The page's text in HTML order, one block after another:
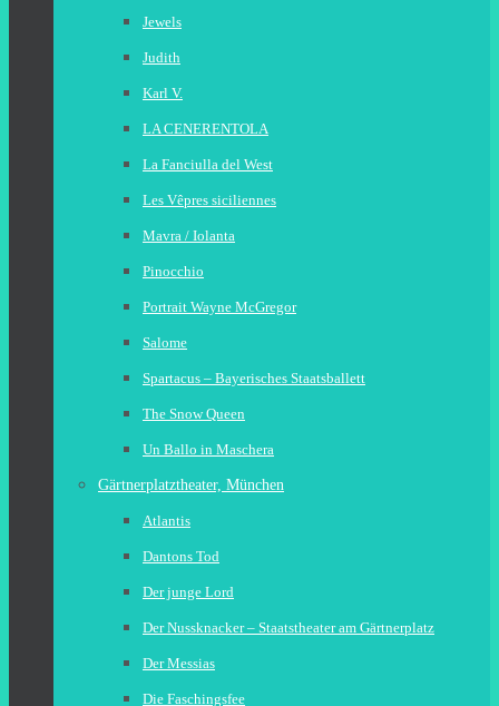
Jewels
Judith
Karl V.
LA CENERENTOLA
La Fanciulla del West
Les Vêpres siciliennes
Mavra / Iolanta
Pinocchio
Portrait Wayne McGregor
Salome
Spartacus – Bayerisches Staatsballett
The Snow Queen
Un Ballo in Maschera
Gärtnerplatztheater, München
Atlantis
Dantons Tod
Der junge Lord
Der Nussknacker – Staatstheater am Gärtnerplatz
Der Messias
Die Faschingsfee